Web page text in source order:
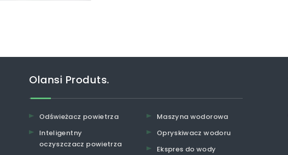
Olansi Produts.
Odświeżacz powietrza
Inteligentny
oczyszczacz powietrza
Maszyna wodorowa
Opryskiwacz wodoru
Ekspres do wody